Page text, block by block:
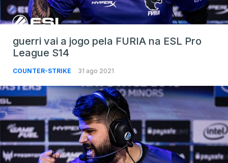
guerri vai a jogo pela FURIA na ESL Pro
League S14
COUNTER-STRIKE 31 ago 2021